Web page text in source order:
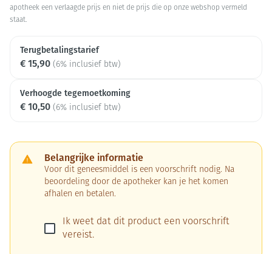
apotheek een verlaagde prijs en niet de prijs die op onze webshop vermeld
staat.
Terugbetalingstarief
€ 15,90 (6% inclusief btw)
Verhoogde tegemoetkoming
€ 10,50 (6% inclusief btw)
Belangrijke informatie
Voor dit geneesmiddel is een voorschrift nodig. Na
beoordeling door de apotheker kan je het komen
afhalen en betalen.
Ik weet dat dit product een voorschrift
vereist.